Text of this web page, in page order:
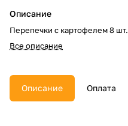
Описание
Перепечки с картофелем 8 шт.
Все описание
Описание Оплата